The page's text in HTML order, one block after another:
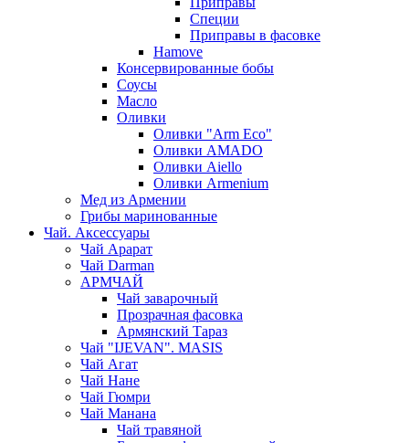
Специи
Приправы в фасовке
Hamove
Консервированные бобы
Соусы
Масло
Оливки
Оливки "Arm Eco"
Оливки AMADO
Оливки Aiello
Оливки Armenium
Мед из Армении
Грибы маринованные
Чай. Аксессуары
Чай Арарат
Чай Darman
АРМЧАЙ
Чай заварочный
Прозрачная фасовка
Армянский Тараз
Чай "IJEVAN". MASIS
Чай Агат
Чай Нане
Чай Гюмри
Чай Манана
Чай травяной